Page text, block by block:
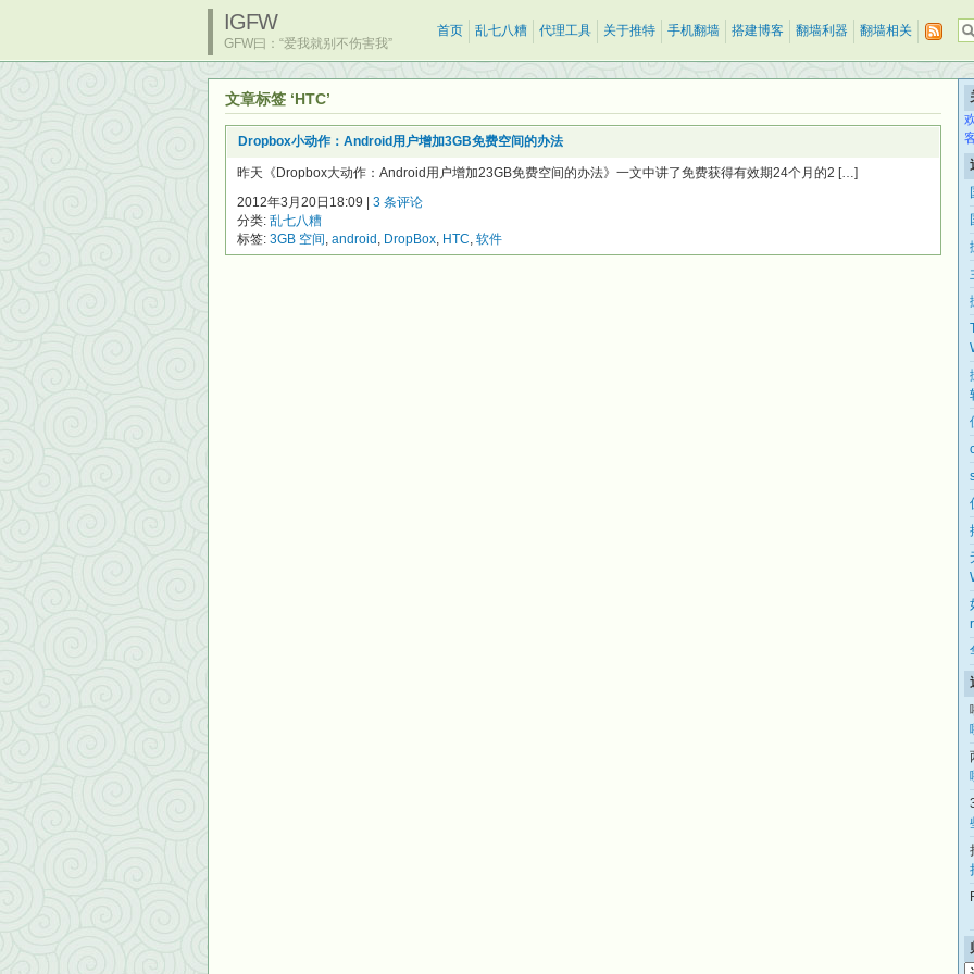
IGFW
GFW曰：“爱我就别不伤害我”
首页 乱七八糟 代理工具 关于推特 手机翻墙 搭建博客 翻墙利器 翻墙相关
文章标签 ‘HTC’
Dropbox小动作：Android用户增加3GB免费空间的办法
昨天《Dropbox大动作：Android用户增加23GB免费空间的办法》一文中讲了免费获得有效期24个月的2 […]
2012年3月20日18:09 | 3 条评论
分类: 乱七八糟
标签: 3GB 空间, android , DropBox, HTC, 软件